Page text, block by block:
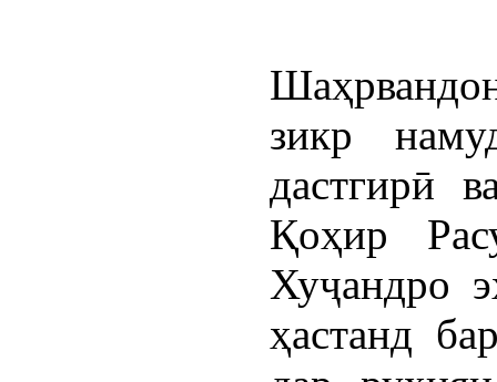
зикр
дастгирӣ
Қоҳир
Хуҷандро
ҳастанд